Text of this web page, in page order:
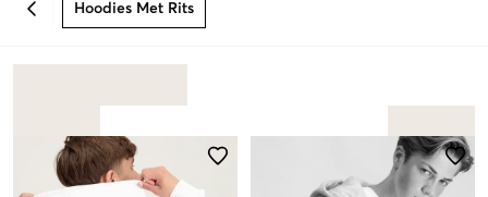
BACK Hoodies Met Rits